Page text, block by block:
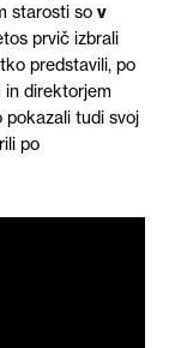
starosti so v
prvič izbrali
predstavili, po
in direktorjem
pokazali tudi svoj
po